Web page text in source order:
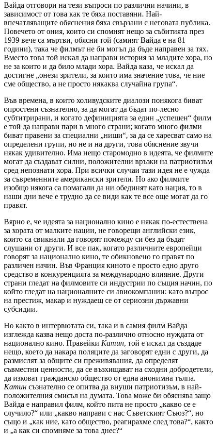
Вайда отговори на тези въпроси по различни начини, в
зависимост от това как те бяха поставяни. Най-
впечатляващите обяснения бяха свързани с неговата публика.
Повечето от ония, които си спомнят нещо за събитията през
1939 вече са мъртви, обясни той (самият Вайда е на 81
години), така че филмът не би могъл да бъде направен за тях.
Вместо това той искал да направи история за младите хора, но
не за които и да било млади хора. Вайда каза, че искал да
достигне „онези зрители, за които има значение това, че ние
сме общество, а не просто някаква случайна група“.
Във времена, в които холивудските диалози понякога биват
опростени съзнателно, за да могат да бъдат по-лесно
субтитрирани, и когато дефиницията за един „успешен“ филм
е той да направи пари в много страни; когато много филми
биват правени за специални „ниши“, за да се харесват само на
определени групи, но не и на други, това обяснение звучи
някак удивително. Има нещо старомодно в идеята, че филмите
могат да създават силни, положителни връзки на патриотизъм
сред непознати хора. При всички случаи тази идея не е чужда
за съвременните американски зрители. Но ако филмите
изобщо някога са помагали да ни обединят като нация, то в
наши дни вече е трудно да се види как те все още могат да го
правят.
Вярно е, че идеята за национално кино е някак по-естествена
за хората от малките нации, не говорещи английски език,
които са свикнали да говорят помежду си без да бъдат
слушани от други. И все пак, когато различните европейци
говорят за национално кино, те обикновено го правят по
различен начин. Във Франция киното е просто едно друго
средство в конкуренцията за международно влияние. Други
страни гледат на филмовите си индустрии по същия начин, по
който гледат на националните си авиокомпании: като въпрос
на престиж, макар и нуждаещ се от сериозни държавни
субсидии.
Но както в интервютата си, така и в самия филм Вайда
изглежда казва нещо доста по-различно относно нуждата от
национално кино. Правейки Катин, той е искал да създаде
нещо, което да накара поляците да заговорят едни с други, да
размислят за общите си преживявания, да определят
съвместни ценности, да се възхищават на сходни добродетели,
да изковат гражданско общество от една анонимна тълпа.
Катин съзнателно се опитва да внуши патриотизъм, в най-
положителния смисъл на думата. Това може би обяснява защо
Вайда е направил филм, който пита не просто „какво се е
случило?“ или „какво направи с нас Съветският Съюз?“, но
също и „как ние, като общество, реагирахме след това?“, както
и „а как си спомняме за това днес?“